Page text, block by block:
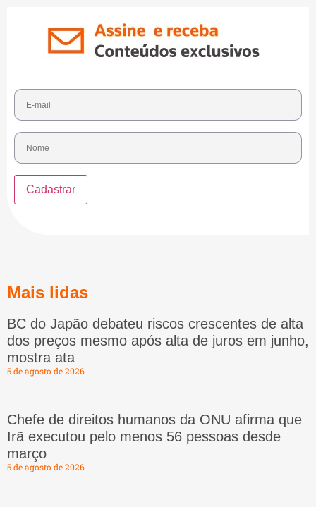
Mais lidas
BC do Japão debateu riscos crescentes de alta
dos preços mesmo após alta de juros em junho,
mostra ata
5 de agosto de 2026
Chefe de direitos humanos da ONU afirma que
Irã executou pelo menos 56 pessoas desde
março
5 de agosto de 2026